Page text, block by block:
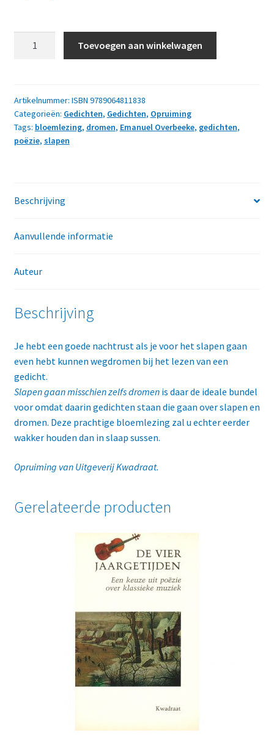
was:
€ 7,00.
is:
€ 3,30.
dromen
aantal
Toevoegen aan winkelwagen
Artikelnummer: ISBN 9789064811838
Categorieën: Gedichten, Gedichten, Opruiming
Tags: bloemlezing, dromen, Emanuel Overbeeke, gedichten,
poëzie, slapen
Beschrijving
Aanvullende informatie
Auteur
Beschrijving
Je hebt een goede nachtrust als je voor het slapen gaan
even hebt kunnen wegdromen bij het lezen van een
gedicht.
Slapen gaan misschien zelfs dromenis daar de ideale bundel
voor omdat daarin gedichten staan die gaan over slapen en
dromen. Deze prachtige bloemlezing zal u echter eerder
wakker houden dan in slaap sussen.
Opruiming van Uitgeverij Kwadraat.
Gerelateerde producten